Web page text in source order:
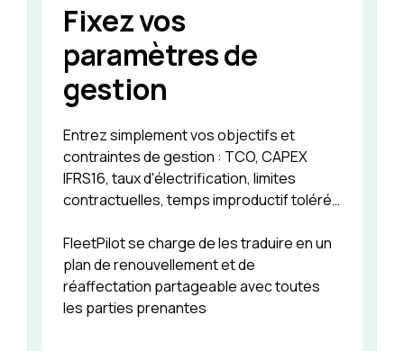
Fixez vos
paramètres de
gestion
Entrez simplement vos objectifs et
contraintes de gestion : TCO, CAPEX
IFRS16, taux d'électrification, limites
contractuelles, temps improductif toléré…
FleetPilot se charge de les traduire en un
plan de renouvellement et de
réaffectation partageable avec toutes
les parties prenantes